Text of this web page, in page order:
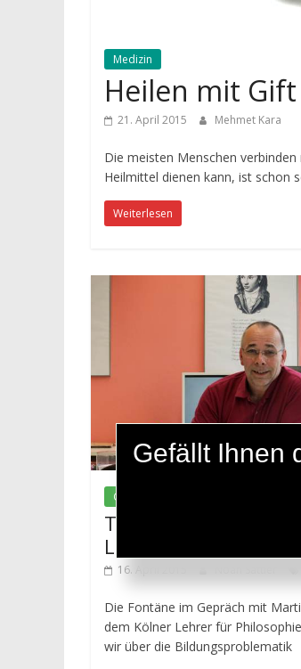
Medizin
Heilen mit Gift
21. April 2015 Mehmet Kara
Die meisten Menschen
Heilmittel dienen kann, ist schon
Weiterlesen
Gesellschaft
Tiefere Einsicht vs.
Lernen
16. April 2015
Die Fontäne im Gepräch mit
dem Kölner Lehrer für
wir über die Bildungsproblematik
Gefällt Ihnen